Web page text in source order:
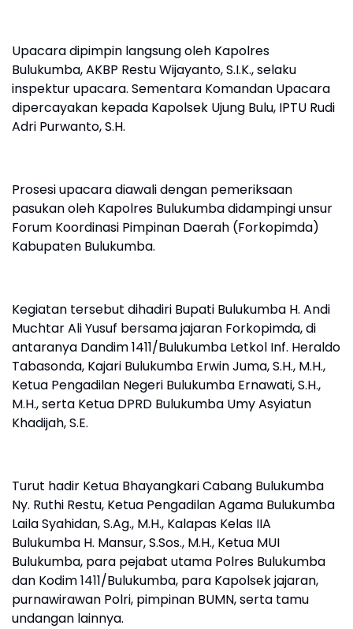
Upacara dipimpin langsung oleh Kapolres
Bulukumba, AKBP Restu Wijayanto, S.I.K., selaku
inspektur upacara. Sementara Komandan Upacara
dipercayakan kepada Kapolsek Ujung Bulu, IPTU Rudi
Adri Purwanto, S.H.
Prosesi upacara diawali dengan pemeriksaan
pasukan oleh Kapolres Bulukumba didampingi unsur
Forum Koordinasi Pimpinan Daerah (Forkopimda)
Kabupaten Bulukumba.
Kegiatan tersebut dihadiri Bupati Bulukumba H. Andi
Muchtar Ali Yusuf bersama jajaran Forkopimda, di
antaranya Dandim 1411/Bulukumba Letkol Inf. Heraldo
Tabasonda, Kajari Bulukumba Erwin Juma, S.H., M.H.,
Ketua Pengadilan Negeri Bulukumba Ernawati, S.H.,
M.H., serta Ketua DPRD Bulukumba Umy Asyiatun
Khadijah, S.E.
Turut hadir Ketua Bhayangkari Cabang Bulukumba
Ny. Ruthi Restu, Ketua Pengadilan Agama Bulukumba
Laila Syahidan, S.Ag., M.H., Kalapas Kelas IIA
Bulukumba H. Mansur, S.Sos., M.H., Ketua MUI
Bulukumba, para pejabat utama Polres Bulukumba
dan Kodim 1411/Bulukumba, para Kapolsek jajaran,
purnawirawan Polri, pimpinan BUMN, serta tamu
undangan lainnya.